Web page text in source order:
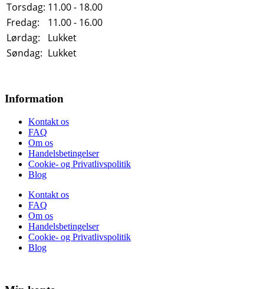
Torsdag: 11.00 - 18.00
Fredag:
11.00 - 16.00
Lørdag:
Lukket
Søndag: Lukket
Information
Kontakt os
FAQ
Om os
Handelsbetingelser
Cookie- og Privatlivspolitik
Blog
Kontakt os
FAQ
Om os
Handelsbetingelser
Cookie- og Privatlivspolitik
Blog